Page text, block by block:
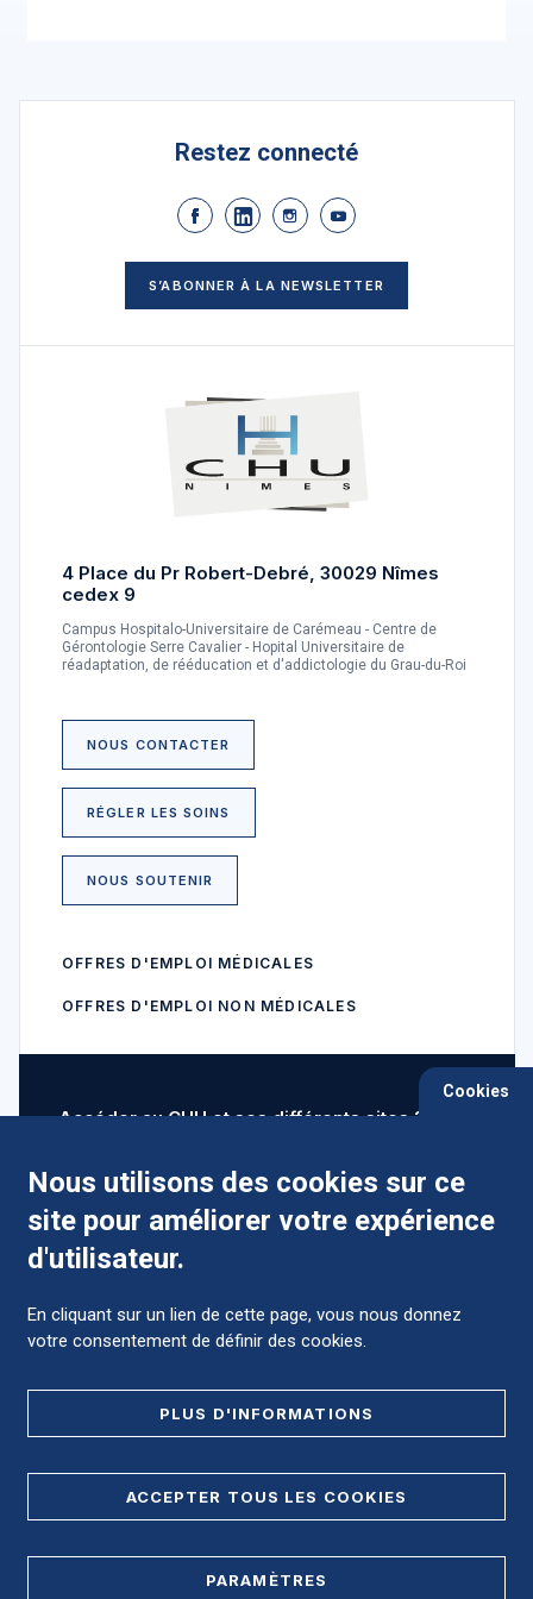
Restez connecté
S’ABONNER À LA NEWSLETTER
4 Place du Pr Robert-Debré, 30029 Nîmes
cedex 9
Campus Hospitalo-Universitaire de Carémeau - Centre de
Gérontologie Serre Cavalier - Hopital Universitaire de
réadaptation, de rééducation et d'addictologie du Grau-du-Roi
NOUS CONTACTER
RÉGLER LES SOINS
NOUS SOUTENIR
OFFRES D'EMPLOI MÉDICALES
OFFRES D'EMPLOI NON MÉDICALES
Accéder au CHU et ses différents sites ?
Comment préparer mon hospitalisation ?
PLAN DE SITE
Cookies
Nous utilisons des cookies sur ce
site pour améliorer votre expérience
d'utilisateur.
En cliquant sur un lien de cette page, vous nous donnez
votre consentement de définir des cookies.
PLUS D'INFORMATIONS
ACCEPTER TOUS LES COOKIES
PARAMÈTRES